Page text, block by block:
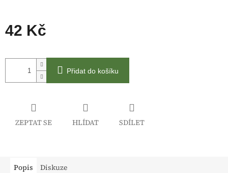
42 Kč
cena:
Přidat do košíku
ZEPTAT SE HLÍDAT SDÍLET
Popis Diskuze